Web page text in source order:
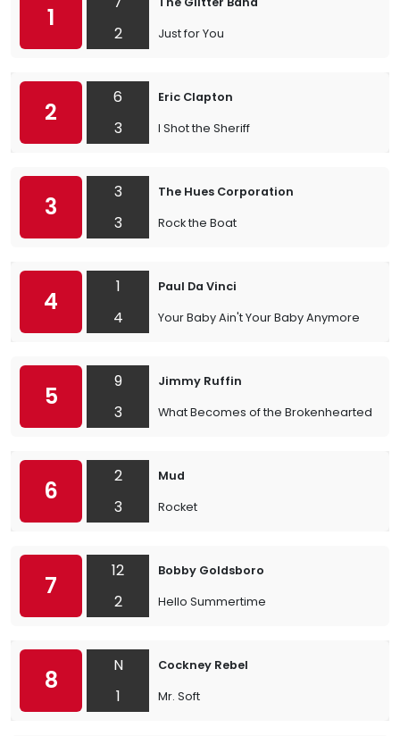
1
2
Just for You
2
6
3
Eric Clapton
I Shot the Sheriff
3
3
3
The Hues Corporation
Rock the Boat
4
1
4
Paul Da Vinci
Your Baby Ain't Your Baby Anymore
5
9
3
Jimmy Ruffin
What Becomes of the Brokenhearted
6
2
3
Mud
Rocket
7
12
2
Bobby Goldsboro
Hello Summertime
8
N
1
Cockney Rebel
Mr. Soft